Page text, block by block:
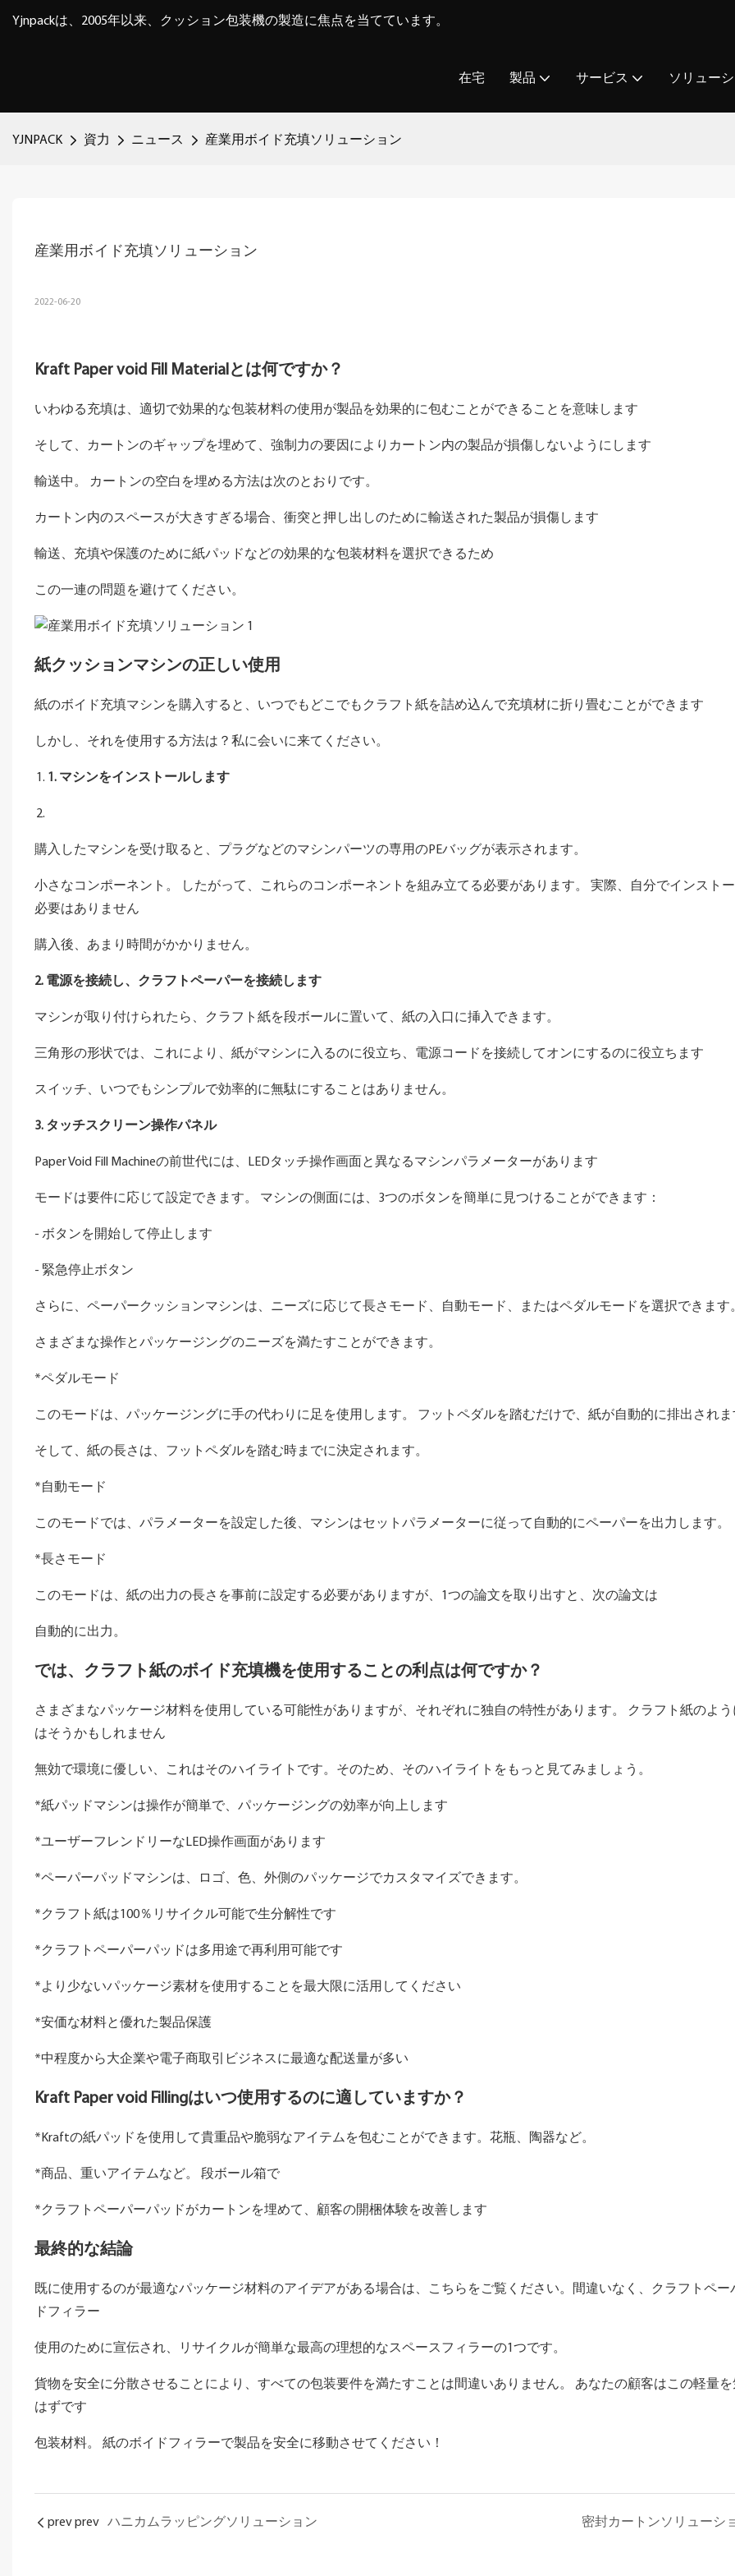
Yjnpackは、2005年以来、クッション包装機の製造に焦点を当てています。
在宅 製品 サービス ソリュー
YJNPACK 資力 ニュース 産業用ボイド充填ソリューション
産業用ボイド充填ソリューション
2022-06-20
Kraft Paper void Fill Materialとは何ですか？
いわゆる充填は、適切で効果的な包装材料の使用が製品を効果的に包むことができることを意味します
そして、カートンのギャップを埋めて、強制力の要因によりカートン内の製品が損傷しないようにします
輸送中。 カートンの空白を埋める方法は次のとおりです。
カートン内のスペースが大きすぎる場合、衝突と押し出しのために輸送された製品が損傷します
輸送、充填や保護のために紙パッドなどの効果的な包装材料を選択できるため
この一連の問題を避けてください。
紙クッションマシンの正しい使用
紙のボイド充填マシンを購入すると、いつでもどこでもクラフト紙を詰め込んで充填材に折り畳むことができます
しかし、それを使用する方法は？私に会いに来てください。
1. マシンをインストールします
購入したマシンを受け取ると、プラグなどのマシンパーツの専用のPEバッグが表示されます。
小さなコンポーネント。 したがって、これらのコンポーネントを組み立てる必要があります。 実際、自分でインスト
必要はありません
購入後、あまり時間がかかりません。
2. 電源を接続し、クラフトペーパーを接続します
マシンが取り付けられたら、クラフト紙を段ボールに置いて、紙の入口に挿入できます。
三角形の形状では、これにより、紙がマシンに入るのに役立ち、電源コードを接続してオンにするのに役立ちます
スイッチ、いつでもシンプルで効率的に無駄にすることはありません。
3. タッチスクリーン操作パネル
Paper Void Fill Machineの前世代には、LEDタッチ操作画面と異なるマシンパラメーターがあります
モードは要件に応じて設定できます。 マシンの側面には、3つのボタンを簡単に見つけることができます：
- ボタンを開始して停止します
- 緊急停止ボタン
さらに、ペーパークッションマシンは、ニーズに応じて長さモード、自動モード、またはペダルモードを選択できます
さまざまな操作とパッケージングのニーズを満たすことができます。
*ペダルモード
このモードは、パッケージングに手の代わりに足を使用します。 フットペダルを踏むだけで、紙が自動的に排出され
そして、紙の長さは、フットペダルを踏む時までに決定されます。
*自動モード
このモードでは、パラメーターを設定した後、マシンはセットパラメーターに従って自動的にペーパーを出力します。
*長さモード
このモードは、紙の出力の長さを事前に設定する必要がありますが、1つの論文を取り出すと、次の論文は
自動的に出力。
では、クラフト紙のボイド充填機を使用することの利点は何ですか？
さまざまなパッケージ材料を使用している可能性がありますが、それぞれに独自の特性があります。 クラフト紙のよ
はそうかもしれません
無効で環境に優しい、これはそのハイライトです。そのため、そのハイライトをもっと見てみましょう。
*紙パッドマシンは操作が簡単で、パッケージングの効率が向上します
*ユーザーフレンドリーなLED操作画面があります
*ペーパーパッドマシンは、ロゴ、色、外側のパッケージでカスタマイズできます。
*クラフト紙は100％リサイクル可能で生分解性です
*クラフトペーパーパッドは多用途で再利用可能です
*より少ないパッケージ素材を使用することを最大限に活用してください
*安価な材料と優れた製品保護
*中程度から大企業や電子商取引ビジネスに最適な配送量が多い
Kraft Paper void Fillingはいつ使用するのに適していますか？
*Kraftの紙パッドを使用して貴重品や脆弱なアイテムを包むことができます。花瓶、陶器など。
*商品、重いアイテムなど。 段ボール箱で
*クラフトペーパーパッドがカートンを埋めて、顧客の開梱体験を改善します
最終的な結論
既に使用するのが最適なパッケージ材料のアイデアがある場合は、こちらをご覧ください。間違いなく、クラフトペー
ドフィラー
使用のために宣伝され、リサイクルが簡単な最高の理想的なスペースフィラーの1つです。
貨物を安全に分散させることにより、すべての包装要件を満たすことは間違いありません。 あなたの顧客はこの軽量
はずです
包装材料。 紙のボイドフィラーで製品を安全に移動させてください！
prev prev ハニカムラッピングソリューション 密封カートンソリューシ